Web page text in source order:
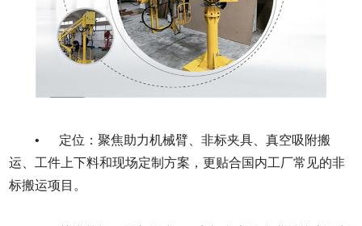
• 定位：聚焦助力机械臂、非标夹具、真空吸附搬
运、工件上下料和现场定制方案，更贴合国内工厂常见的非
标搬运项目。